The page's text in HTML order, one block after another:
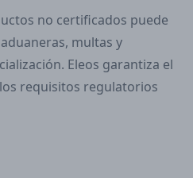
no certificados puede
multas y
Eleos garantiza el
requisitos regulatorios